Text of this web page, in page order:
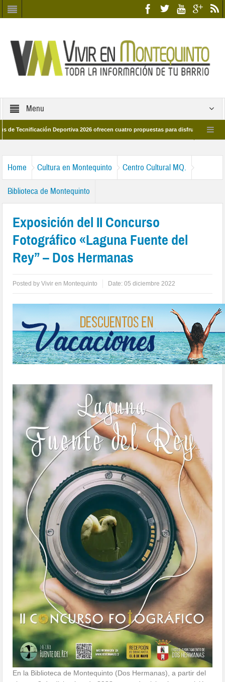
Menu
Deportiva 2026 ofrecen cuatro propuestas para disfrutar del deporte este
Home Cultura en Montequinto Centro Cultural MQ.
Biblioteca de Montequinto
Exposición del II Concurso
Fotográfico «Laguna Fuente del
Rey” – Dos Hermanas
Posted byVivir en Montequinto Date:05 diciembre 2022
En la Biblioteca de Montequinto (Dos Hermanas), a partir del